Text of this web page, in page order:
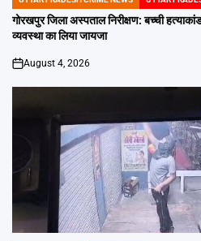
POSTED
IN
गोरखपुर जिला अस्पताल निरीक्षण: बच्ची
व्यवस्था का लिया जायजा
on
August 4, 2026